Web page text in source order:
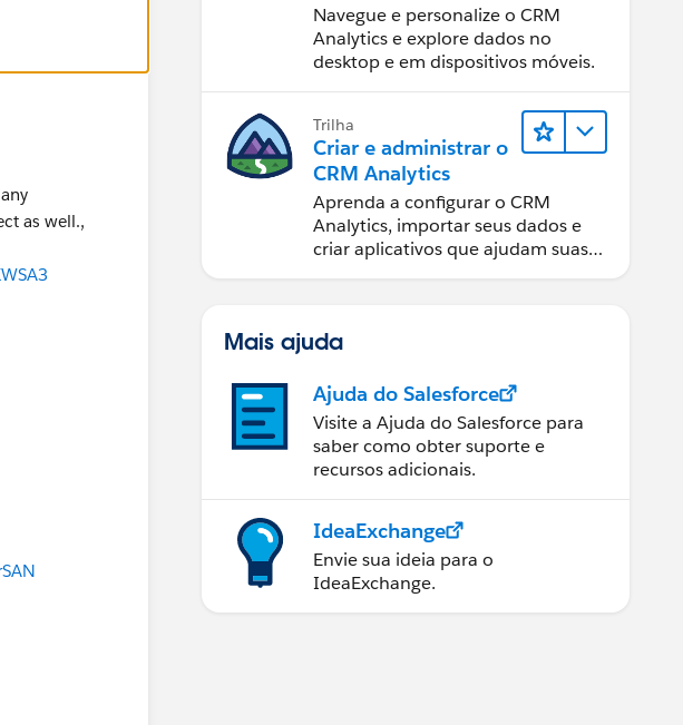
as well.,
Navegue e personalize o CRM
Analytics e explore dados no
desktop e em dispositivos móveis.
Trilha
Criar e administrar o
CRM Analytics
Aprenda a configurar o CRM
Analytics, importar seus dados e
criar aplicativos que ajudam suas
Mais ajuda
Ajuda do Salesforce
Visite a Ajuda do Salesforce para
saber como obter suporte e
recursos adicionais.
IdeaExchange
Envie sua ideia para o
IdeaExchange.